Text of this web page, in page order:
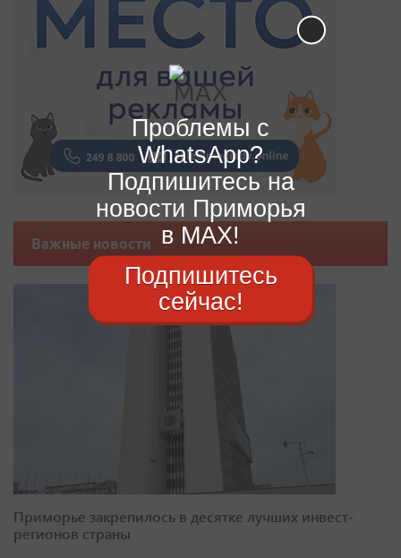
Важные новости
Приморье закрепилось в десятке лучших инвест-
регионов страны
Проблемы с
WhatsApp?
Подпишитесь на
новости Приморья
в MAX!
Подпишитесь
сейчас!